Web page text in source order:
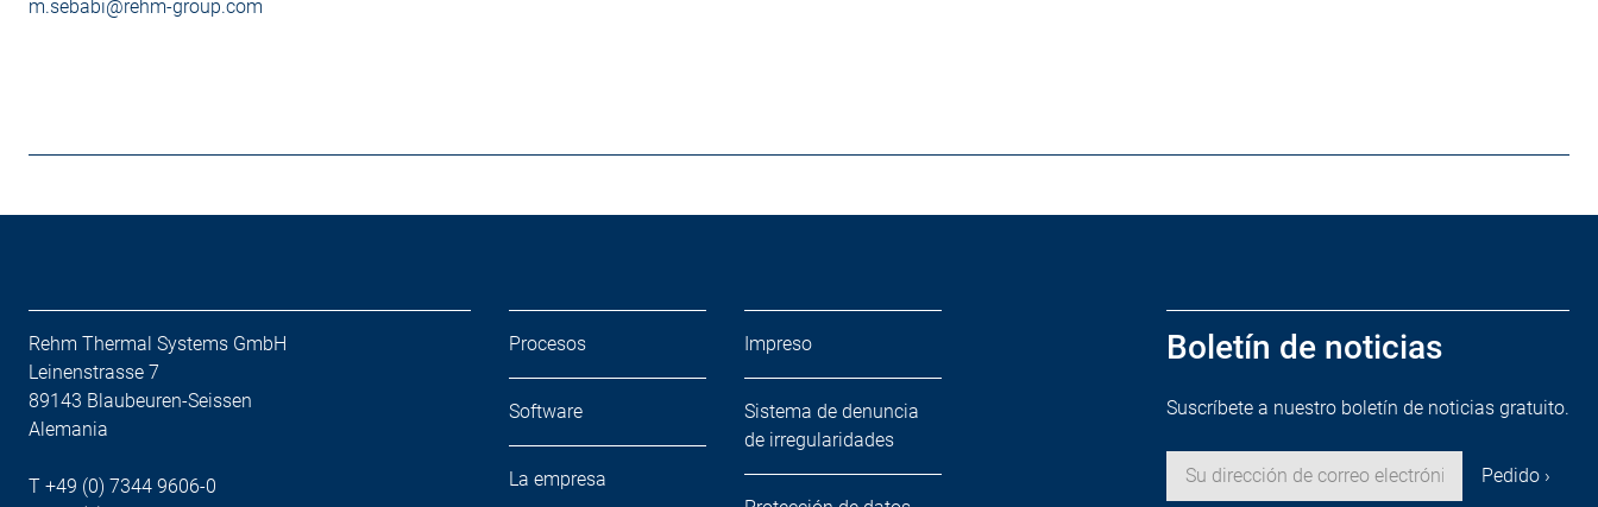
m.sebabi@rehm-group.com
Rehm Thermal Systems GmbH
Leinenstrasse 7
89143 Blaubeuren-Seissen
Alemania
T +49 (0) 7344 9606-0
Procesos
Software
La empresa
Impreso
Sistema de denuncia
de irregularidades
Boletín de noticias
Suscríbete a nuestro boletín de noticias gratuito.